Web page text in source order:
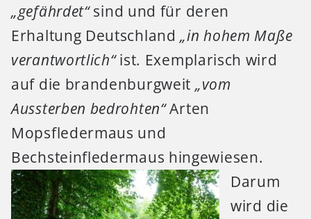
„gefährdet“sind und für deren
Erhaltung Deutschland„in hohem Maße
verantwortlich“ist. Exemplarisch wird
auf die brandenburgweit „vom
Aussterben bedrohten“Arten
Mopsfledermaus und
Bechsteinfledermaus hingewiesen.
Darum
wird die